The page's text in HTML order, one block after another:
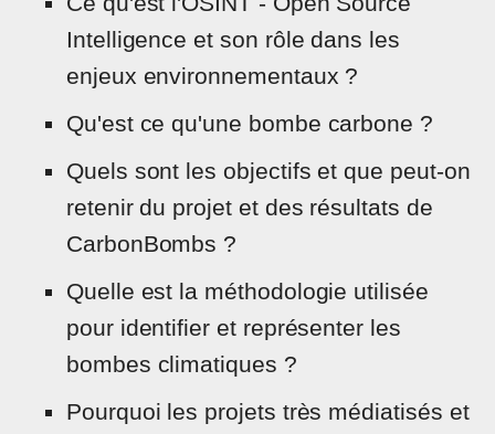
Intelligence et son rôle dans les
enjeux environnementaux ?
Qu'est ce qu'une bombe carbone ?
Quels sont les objectifs et que peut-on
retenir du projet et des résultats de
CarbonBombs ?
Quelle est la méthodologie utilisée
pour identifier et représenter les
bombes climatiques ?
Pourquoi les projets très médiatisés et